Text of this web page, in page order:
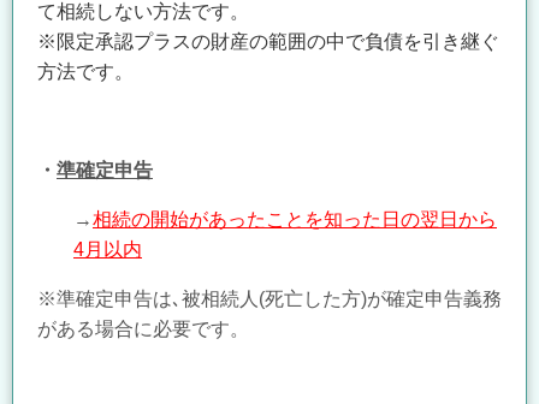
て相続しない方法です。
※限定承認プラスの財産の範囲の中で負債を引き継ぐ
方法です。
・ 準確定申告
→相続の開始があったことを知った日の翌日から
4月以内
※準確定申告は､被相続人(死亡した方)が確定申告義務
がある場合に必要です。